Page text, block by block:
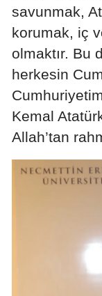
savunmak,
korumak, iç
olmaktır. Bu
herkesin
Kemal
Allah’tan